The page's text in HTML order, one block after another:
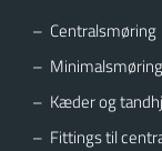
Centralsmøring
Minimalsmøring
Kæder og
Fittings til